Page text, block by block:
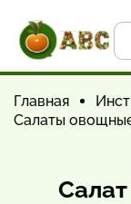
Главная
Салаты